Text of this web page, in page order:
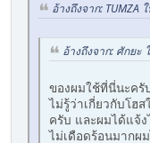
อ้างถึงจาก: TUMZA
อ้างถึงจาก: ศักยะ
ของผมใช้ที่นี่นะครั
ไม่รู้ว่าเกี่ยวกับโฮ
ครับ และผมได้แจ้
ไม่เดือดร้อนมากผ